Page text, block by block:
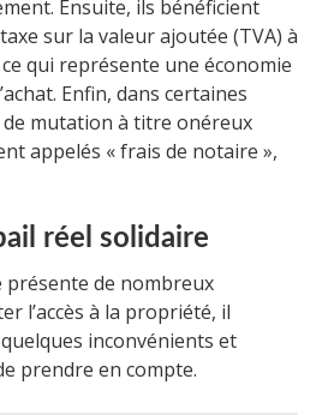
Ensuite, ils bénéficient
sur la valeur ajoutée (TVA) à
ce qui représente une économie
Enfin, dans certaines
mutation à titre onéreux
appelés « frais de notaire »,
réel solidaire
présente de nombreux
l’accès à la propriété, il
inconvénients et
prendre en compte.